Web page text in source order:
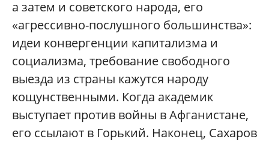
а затем и советского народа, его
«агрессивно-послушного большинства»:
идеи конвергенции капитализма и
социализма, требование свободного
выезда из страны кажутся народу
кощунственными. Когда академик
выступает против войны в Афганистане,
его ссылают в Горький. Наконец, Сахаров